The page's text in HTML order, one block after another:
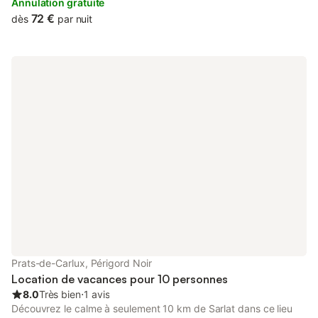
terrace, free private parking and free WiFi.
Annulation gratuite
dès 72 € par nuit
Prats-de-Carlux, Périgord Noir
Location de vacances pour 10 personnes
8.0Très bien⋅1 avis
Découvrez le calme à seulement 10 km de Sarlat dans ce lieu